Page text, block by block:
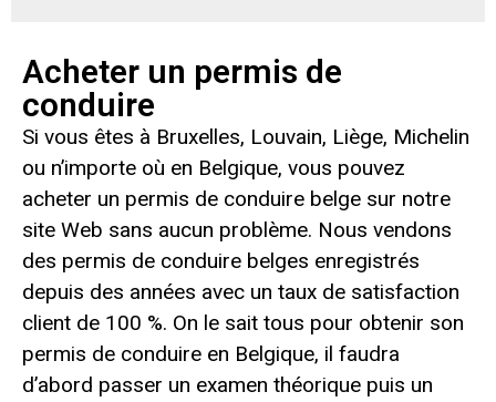
Acheter un permis de
conduire
Si vous êtes à Bruxelles, Louvain, Liège, Michelin
ou n’importe où en Belgique, vous pouvez
acheter un permis de conduire belge sur notre
site Web sans aucun problème. Nous vendons
des permis de conduire belges enregistrés
depuis des années avec un taux de satisfaction
client de 100 %. On le sait tous pour obtenir son
permis de conduire en Belgique, il faudra
d’abord passer un examen théorique puis un